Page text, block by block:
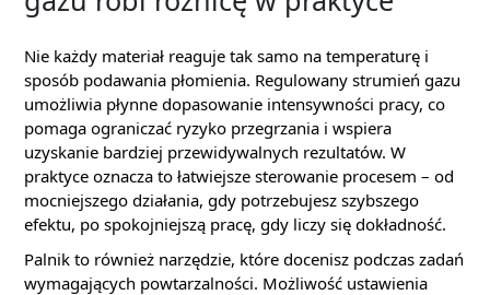
Nie każdy materiał reaguje tak samo na temperaturę i
sposób podawania płomienia. Regulowany strumień gazu
umożliwia płynne dopasowanie intensywności pracy, co
pomaga ograniczać ryzyko przegrzania i wspiera
uzyskanie bardziej przewidywalnych rezultatów. W
praktyce oznacza to łatwiejsze sterowanie procesem – od
mocniejszego działania, gdy potrzebujesz szybszego
efektu, po spokojniejszą pracę, gdy liczy się dokładność.
Palnik to również narzędzie, które docenisz podczas zadań
wymagających powtarzalności. Możliwość ustawienia